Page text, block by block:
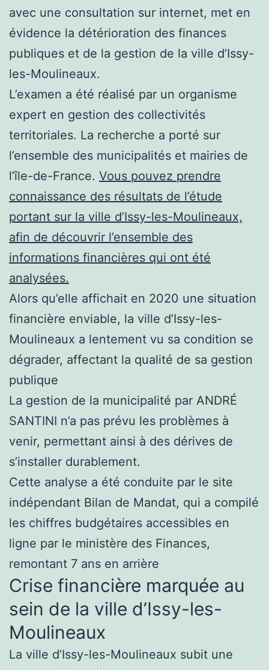
avec une consultation sur internet, met en
évidence la détérioration des finances
publiques et de la gestion de la ville d’Issy-
les-Moulineaux.
L’examen a été réalisé par un organisme
expert en gestion des collectivités
territoriales. La recherche a porté sur
l’ensemble des municipalités et mairies de
l’île-de-France. Vous pouvez prendre
connaissance des résultats de l’étude
portant sur la ville d’Issy-les-Moulineaux,
afin de découvrir l’ensemble des
informations financières qui ont été
analysées.
Alors qu’elle affichait en 2020 une situation
financière enviable, la ville d’Issy-les-
Moulineaux a lentement vu sa condition se
dégrader, affectant la qualité de sa gestion
publique
La gestion de la municipalité par ANDRÉ
SANTINI n’a pas prévu les problèmes à
venir, permettant ainsi à des dérives de
s’installer durablement.
Cette analyse a été conduite par le site
indépendant Bilan de Mandat, qui a compilé
les chiffres budgétaires accessibles en
ligne par le ministère des Finances,
remontant 7 ans en arrière
Crise financière marquée au
sein de la ville d’Issy-les-
Moulineaux
La ville d’Issy-les-Moulineaux subit une